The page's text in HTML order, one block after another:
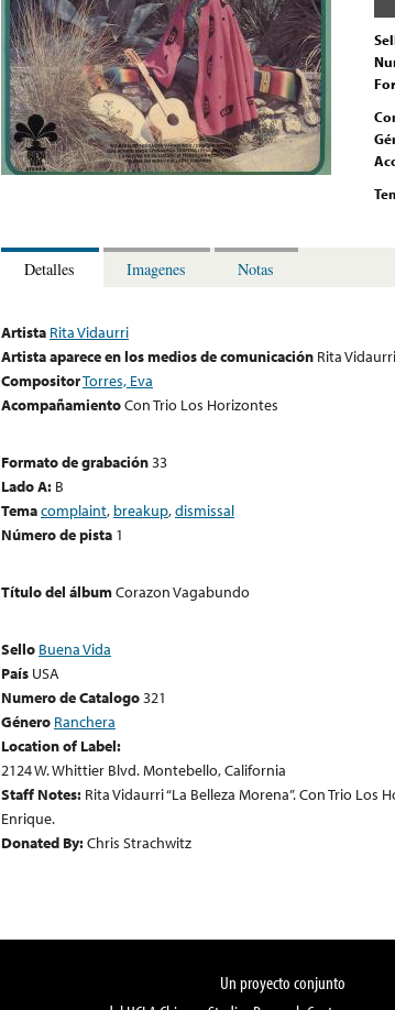
Detalles Imagenes Notas
Artista Rita Vidaurri
Artista aparece en los medios de comunicación Rita Vidaurri
CompositorTorres, Eva
AcompañamientoCon Trio Los Horizontes
Formato de grabación33
Lado A: B
Temacomplaint, breakup,dismissal
Número de pista 1
Título del álbumCorazon Vagabundo
Sello Buena Vida
País USA
Numero de Catalogo321
Género Ranchera
Location of Label:
2124 W. Whittier Blvd. Montebello, California
Staff Notes: Rita Vidaurri “La Belleza Morena”. Con Trio Los
Enrique.
Donated By:Chris Strachwitz
Un proyecto conjunto